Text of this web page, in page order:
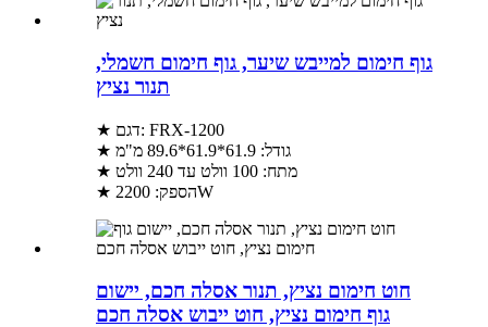
גוף חימום למייבש שיער, גוף חימום חשמלי,
תנור נציץ
★ דגם: FRX-1200
★ גודל: 61.9*61.9*89.6 מ"מ
★ מתח: 100 וולט עד 240 וולט
★ הספק: 2200W
חוט חימום נציץ, תנור אסלה חכם, יישום
גוף חימום נציץ, חוט ייבוש אסלה חכם